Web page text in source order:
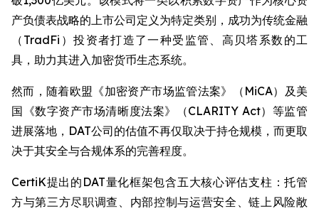
产负债表战略的上市公司定义为特定类别，成功为传统金融
（TradFi）投资者打造了一种受监管、高贝塔系数的工
具，助力其进入加密货币生态系统。
然而，随着欧盟《加密资产市场监管法案》（MiCA）及美
国《数字资产市场清晰度法案》（CLARITY Act）等监管
进展落地，DAT公司的估值不再仅取决于持仓规模，而更取
决于其安全与合规体系的完善程度。
CertiK提出的DAT量化框架包含五大核心评估支柱：托管
方与第三方尽职调查、内部控制与运营安全、链上风险敞